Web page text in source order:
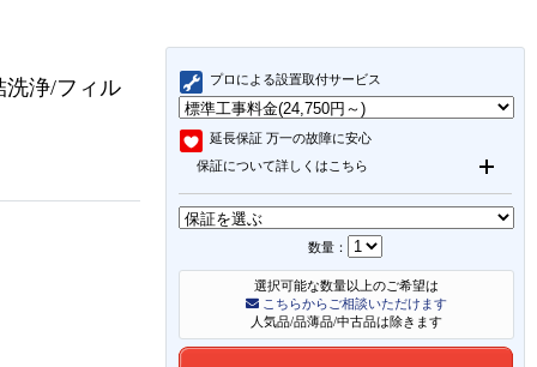
プロによる設置取付サービス
延長保証 万一の故障に安心
保証について詳しくはこちら
数量：
選択可能な数量以上のご希望は
こちらからご相談いただけます
人気品/品薄品/中古品は除きます
洗浄/フィル